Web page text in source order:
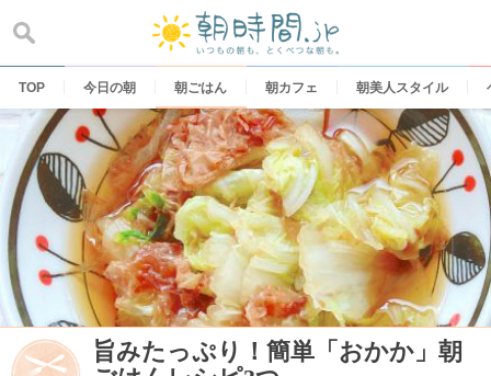
content
TOP 今日の朝 朝ごはん 朝カフェ 朝美人スタイル
旨みたっぷり！簡単「おかか」朝